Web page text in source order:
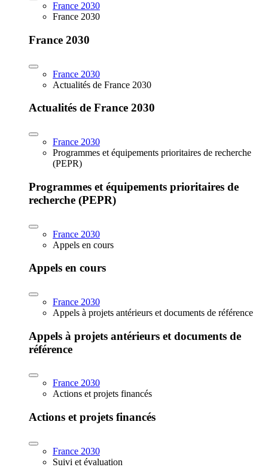
France 2030
France 2030
France 2030
France 2030
Actualités de France 2030
Actualités de France 2030
France 2030
Programmes et équipements prioritaires de recherche
(PEPR)
Programmes et équipements prioritaires de
recherche (PEPR)
France 2030
Appels en cours
Appels en cours
France 2030
Appels à projets antérieurs et documents de référence
Appels à projets antérieurs et documents de
référence
France 2030
Actions et projets financés
Actions et projets financés
France 2030
Suivi et évaluation